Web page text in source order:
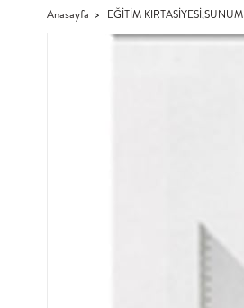
Anasayfa EĞİTİM KIRTASİYESİ,SUNUM